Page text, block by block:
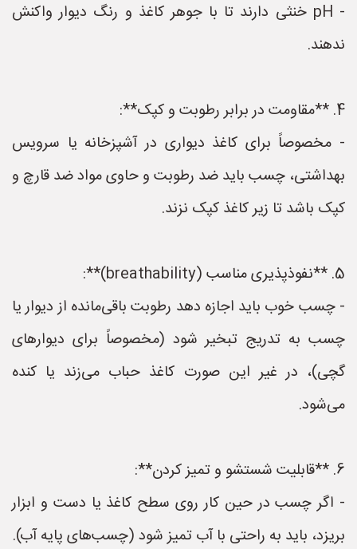
- pH خنثی دارند تا با جوهر کاغذ و رنگ دیوار واکنش
ندهند.
4. **مقاومت در برابر رطوبت و کپک**:
- مخصوصاً برای کاغذ دیواری در آشپزخانه یا سرویس
بهداشتی، چسب باید ضد رطوبت و حاوی مواد ضد قارچ و
کپک باشد تا زیر کاغذ کپک نزند.
5. **نفوذپذیری مناسب (breathability)**:
- چسب خوب باید اجازه دهد رطوبت باقی‌مانده از دیوار یا
چسب به تدریج تبخیر شود (مخصوصاً برای دیوارهای
گچی)، در غیر این صورت کاغذ حباب می‌زند یا کنده
می‌شود.
6. **قابلیت شستشو و تمیز کردن**:
- اگر چسب در حین کار روی سطح کاغذ یا دست و ابزار
بریزد، باید به راحتی با آب تمیز شود (چسب‌های پایه آب).